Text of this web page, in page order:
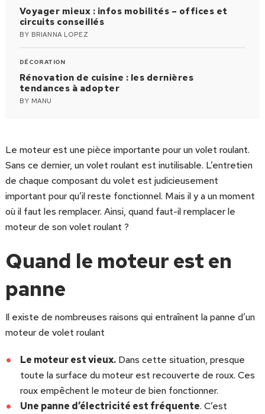
Voyager mieux : infos mobilités – offices et
circuits conseillés
BY BRIANNA LOPEZ
DÉCORATION
Rénovation de cuisine : les dernières
tendances à adopter
BY MANU
Le moteur est une pièce importante pour un volet roulant.
Sans ce dernier, un volet roulant est inutilisable. L’entretien
de chaque composant du volet est judicieusement
important pour qu’il reste fonctionnel. Mais il y a un moment
où il faut les remplacer. Ainsi, quand faut-il remplacer le
moteur de son volet roulant ?
Quand le moteur est en
panne
Il existe de nombreuses raisons qui entraînent la panne d’un
moteur de volet roulant
Le moteur est vieux.Dans cette situation, presque
toute la surface du moteur est recouverte de roux. Ces
roux empêchent le moteur de bien fonctionner.
Une panne d’électricité est fréquente. C’est